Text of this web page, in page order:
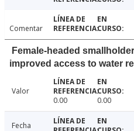
Comentar
Female-headed
improved access to water
Valor
0.00
0.00
Fecha